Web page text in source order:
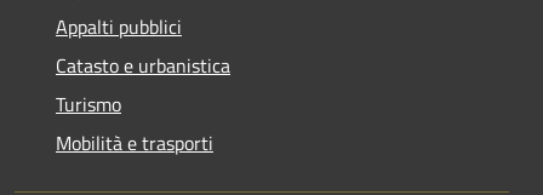
Appalti pubblici
Catasto e urbanistica
Turismo
Mobilità e trasporti